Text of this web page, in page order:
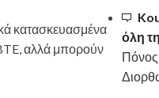
κατασκευασμένα
αλλά μπορούν
όλη